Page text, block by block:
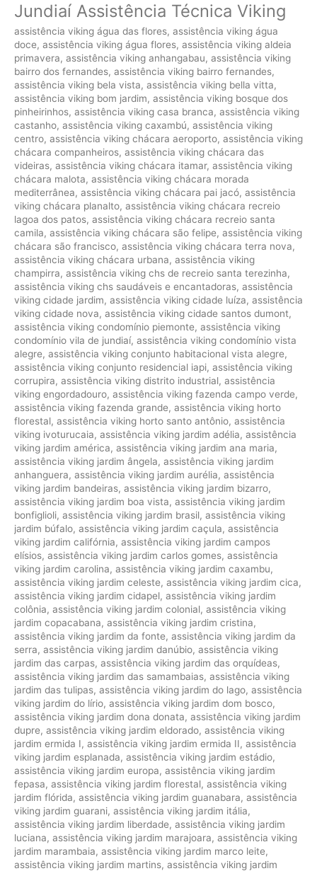
Jundiaí Assistência Técnica Viking
assistência viking água das flores, assistência viking água
doce, assistência viking água flores, assistência viking aldeia
primavera, assistência viking anhangabau, assistência viking
bairro dos fernandes, assistência viking bairro fernandes,
assistência viking bela vista, assistência viking bella vitta,
assistência viking bom jardim, assistência viking bosque dos
pinheirinhos, assistência viking casa branca, assistência viking
castanho, assistência viking caxambú, assistência viking
centro, assistência viking chácara aeroporto, assistência viking
chácara companheiros, assistência viking chácara das
videiras, assistência viking chácara itamar, assistência viking
chácara malota, assistência viking chácara morada
mediterrânea, assistência viking chácara pai jacó, assistência
viking chácara planalto, assistência viking chácara recreio
lagoa dos patos, assistência viking chácara recreio santa
camila, assistência viking chácara são felipe, assistência viking
chácara são francisco, assistência viking chácara terra nova,
assistência viking chácara urbana, assistência viking
champirra, assistência viking chs de recreio santa terezinha,
assistência viking chs saudáveis e encantadoras, assistência
viking cidade jardim, assistência viking cidade luíza, assistência
viking cidade nova, assistência viking cidade santos dumont,
assistência viking condomínio piemonte, assistência viking
condomínio vila de jundiaí, assistência viking condomínio vista
alegre, assistência viking conjunto habitacional vista alegre,
assistência viking conjunto residencial iapi, assistência viking
corrupira, assistência viking distrito industrial, assistência
viking engordadouro, assistência viking fazenda campo verde,
assistência viking fazenda grande, assistência viking horto
florestal, assistência viking horto santo antônio, assistência
viking ivoturucaia, assistência viking jardim adélia, assistência
viking jardim américa, assistência viking jardim ana maria,
assistência viking jardim ângela, assistência viking jardim
anhanguera, assistência viking jardim aurélia, assistência
viking jardim bandeiras, assistência viking jardim bizarro,
assistência viking jardim boa vista, assistência viking jardim
bonfiglioli, assistência viking jardim brasil, assistência viking
jardim búfalo, assistência viking jardim caçula, assistência
viking jardim califórnia, assistência viking jardim campos
elísios, assistência viking jardim carlos gomes, assistência
viking jardim carolina, assistência viking jardim caxambu,
assistência viking jardim celeste, assistência viking jardim cica,
assistência viking jardim cidapel, assistência viking jardim
colônia, assistência viking jardim colonial, assistência viking
jardim copacabana, assistência viking jardim cristina,
assistência viking jardim da fonte, assistência viking jardim da
serra, assistência viking jardim danúbio, assistência viking
jardim das carpas, assistência viking jardim das orquídeas,
assistência viking jardim das samambaias, assistência viking
jardim das tulipas, assistência viking jardim do lago, assistência
viking jardim do lírio, assistência viking jardim dom bosco,
assistência viking jardim dona donata, assistência viking jardim
dupre, assistência viking jardim eldorado, assistência viking
jardim ermida I, assistência viking jardim ermida II, assistência
viking jardim esplanada, assistência viking jardim estádio,
assistência viking jardim europa, assistência viking jardim
fepasa, assistência viking jardim florestal, assistência viking
jardim flórida, assistência viking jardim guanabara, assistência
viking jardim guarani, assistência viking jardim itália,
assistência viking jardim liberdade, assistência viking jardim
luciana, assistência viking jardim marajoara, assistência viking
jardim marambaia, assistência viking jardim marco leite,
assistência viking jardim martins, assistência viking jardim